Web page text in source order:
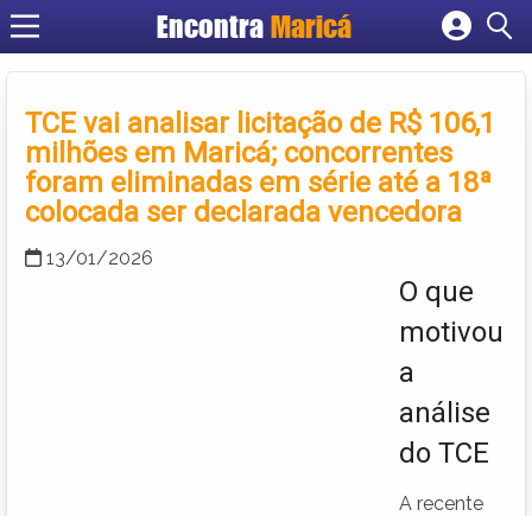
EncontraMaricá
Cadastrar empresa
Criar conta
TCE vai analisar licitação de R$ 106,1
milhões em Maricá; concorrentes
foram eliminadas em série até a 18ª
colocada ser declarada vencedora
13/01/2026
O que
motivou
a
análise
do TCE
A recente